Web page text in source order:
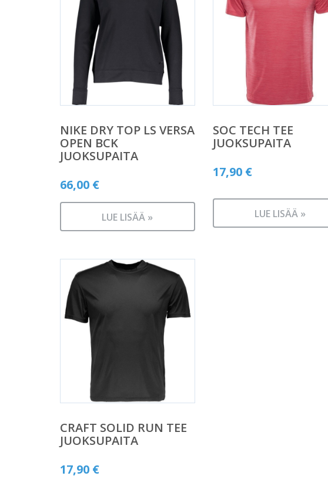
NIKE DRY TOP LS VERSA
OPEN BCK
JUOKSUPAITA
66,00 €
LUE LISÄÄ »
SOC TECH TEE
JUOKSUPAITA
17,90 €
LUE LISÄÄ »
CRAFT SOLID RUN TEE
JUOKSUPAITA
17,90 €